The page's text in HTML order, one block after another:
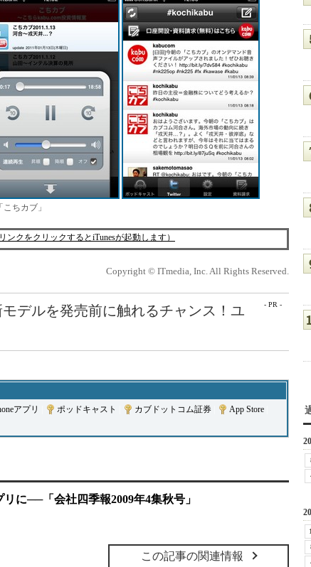
ちカブ」
クをクリックするとiTunesが起動します）
Copyright © ITmedia, Inc. All Rights Reserved.
- PR -
デルを発売前に触れるチャンス！ユ
アプリ ポッドキャスト カブドットコム証券 App Store
に──「会社四季報2009年4集秋号」
この記事の関連情報